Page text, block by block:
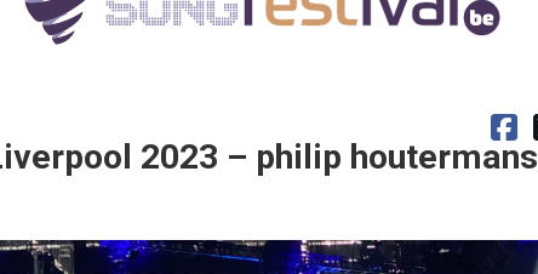
2023 – philip houtermans